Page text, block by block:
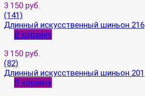
3 150 руб.
(141)
Длинный искусственный шиньон 216
В корзину
3 150 руб.
(82)
Длинный искусственный шиньон 201
В корзину